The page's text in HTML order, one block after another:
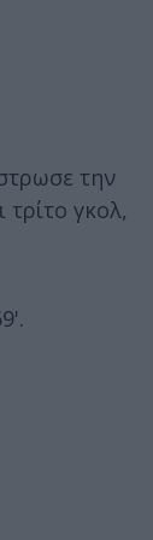
την
γκολ,